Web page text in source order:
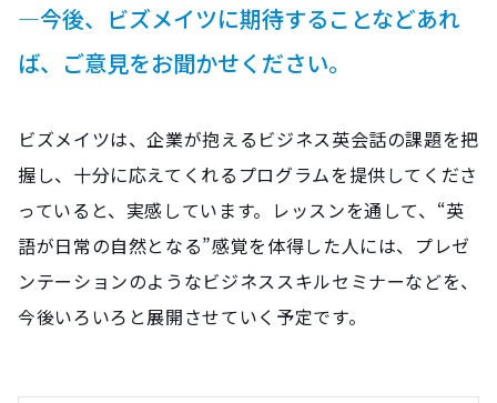
―今後、ビズメイツに期待することなどあれ
ば、ご意見をお聞かせください。
ビズメイツは、企業が抱えるビジネス英会話の課題を把
握し、十分に応えてくれるプログラムを提供してくださ
っていると、実感しています。レッスンを通して、“英
語が日常の自然となる”感覚を体得した人には、プレゼ
ンテーションのようなビジネススキルセミナーなどを、
今後いろいろと展開させていく予定です。